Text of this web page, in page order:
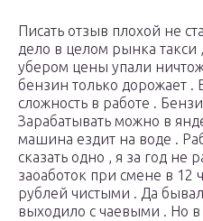
Писать отзыв плохой не
дело в целом рынка такси
убером цены упали
бензин только дорожает .
сложность в работе .
Зарабатывать можно в
машина ездит на воде .
сказать одно , я за год не
заоаботок при смене в 12
рублей чистыми . Да
выходило с чаевыми . Но